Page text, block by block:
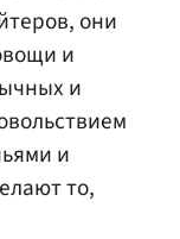
они
и
и
и
то,